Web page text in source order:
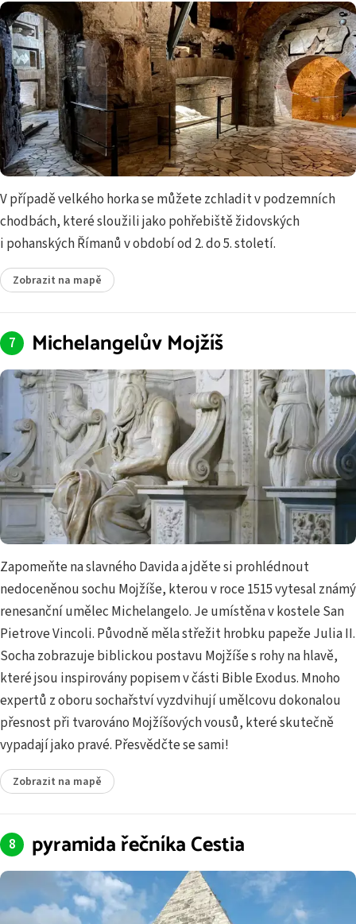
V případě velkého horka se můžete zchladit v podzemních
chodbách, které sloužili jako pohřebiště židovských
i pohanských Římanů v období od 2. do 5. století.
Zobrazit na mapě
Michelangelův Mojžíš
Zapomeňte na slavného Davida a jděte si prohlédnout
nedoceněnou sochu Mojžíše, kterou v roce 1515 vytesal známý
renesanční umělec Michelangelo. Je umístěna v kostele San
Pietrove Vincoli. Původně měla střežit hrobku papeže Julia II.
Socha zobrazuje biblickou postavu Mojžíše s rohy na hlavě,
které jsou inspirovány popisem v části Bible Exodus. Mnoho
expertů z oboru sochařství vyzdvihují umělcovu dokonalou
přesnost při tvarováno Mojžíšových vousů, které skutečně
vypadají jako pravé. Přesvědčte se sami!
Zobrazit na mapě
pyramida řečníka Cestia